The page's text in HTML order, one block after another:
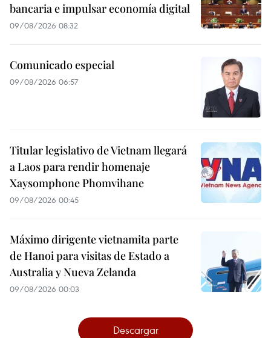
bancaria e impulsar economía digital
09/08/2026 08:32
Comunicado especial
09/08/2026 06:57
Titular legislativo de Vietnam llegará
a Laos para rendir homenaje
Xaysomphone Phomvihane
09/08/2026 00:45
Máximo dirigente vietnamita parte
de Hanoi para visitas de Estado a
Australia y Nueva Zelanda
09/08/2026 00:03
Descargar